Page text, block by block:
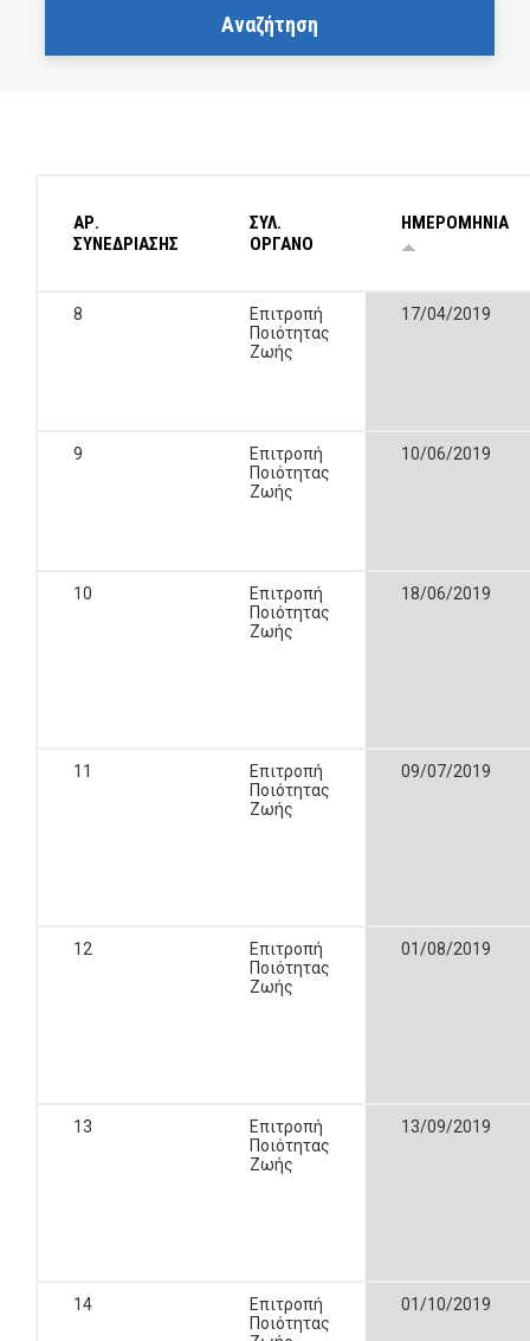
ΑΡ.
ΣΥΝΕΔΡΙΑΣΗΣ
ΣΥΛ.
ΟΡΓΑΝΟ
ΗΜΕΡΟΜΗΝΙΑ
8
Επιτροπή
Ποιότητας
Ζωής
17/04/2019
9
Επιτροπή
Ποιότητας
Ζωής
10/06/2019
10
Επιτροπή
Ποιότητας
Ζωής
18/06/2019
11
Επιτροπή
Ποιότητας
Ζωής
09/07/2019
12
Επιτροπή
Ποιότητας
Ζωής
01/08/2019
13
Επιτροπή
Ποιότητας
Ζωής
13/09/2019
14
Επιτροπή
Ποιότητας
01/10/2019